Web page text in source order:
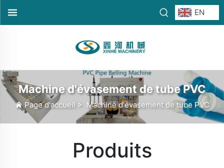
EN
Machine d'évasement de tube PVC
Page d'accueil> Machine d'évasement de tube PVC
Produits